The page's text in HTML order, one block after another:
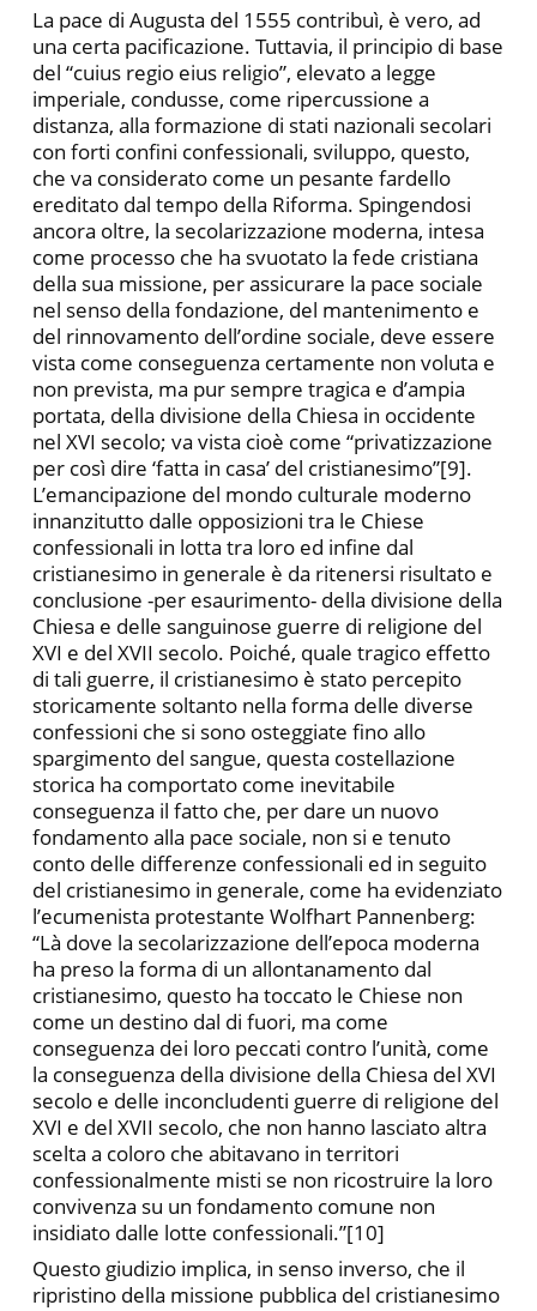
La pace di Augusta del 1555 contribuì, è vero, ad
una certa pacificazione. Tuttavia, il principio di base
del “cuius regio eius religio”, elevato a legge
imperiale, condusse, come ripercussione a
distanza, alla formazione di stati nazionali secolari
con forti confini confessionali, sviluppo, questo,
che va considerato come un pesante fardello
ereditato dal tempo della Riforma. Spingendosi
ancora oltre, la secolarizzazione moderna, intesa
come processo che ha svuotato la fede cristiana
della sua missione, per assicurare la pace sociale
nel senso della fondazione, del mantenimento e
del rinnovamento dell’ordine sociale, deve essere
vista come conseguenza certamente non voluta e
non prevista, ma pur sempre tragica e d’ampia
portata, della divisione della Chiesa in occidente
nel XVI secolo; va vista cioè come “privatizzazione
per così dire ‘fatta in casa’ del cristianesimo”[9].
L’emancipazione del mondo culturale moderno
innanzitutto dalle opposizioni tra le Chiese
confessionali in lotta tra loro ed infine dal
cristianesimo in generale è da ritenersi risultato e
conclusione -per esaurimento- della divisione della
Chiesa e delle sanguinose guerre di religione del
XVI e del XVII secolo. Poiché, quale tragico effetto
di tali guerre, il cristianesimo è stato percepito
storicamente soltanto nella forma delle diverse
confessioni che si sono osteggiate fino allo
spargimento del sangue, questa costellazione
storica ha comportato come inevitabile
conseguenza il fatto che, per dare un nuovo
fondamento alla pace sociale, non si e tenuto
conto delle differenze confessionali ed in seguito
del cristianesimo in generale, come ha evidenziato
l’ecumenista protestante Wolfhart Pannenberg:
“Là dove la secolarizzazione dell’epoca moderna
ha preso la forma di un allontanamento dal
cristianesimo, questo ha toccato le Chiese non
come un destino dal di fuori, ma come
conseguenza dei loro peccati contro l’unità, come
la conseguenza della divisione della Chiesa del XVI
secolo e delle inconcludenti guerre di religione del
XVI e del XVII secolo, che non hanno lasciato altra
scelta a coloro che abitavano in territori
confessionalmente misti se non ricostruire la loro
convivenza su un fondamento comune non
insidiato dalle lotte confessionali.”[10]
Questo giudizio implica, in senso inverso, che il
ripristino della missione pubblica del cristianesimo